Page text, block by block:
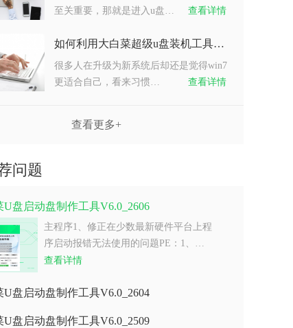
至关重要，那就是进入u盘…
查看详情
如何利用大白菜超级u盘装机工具重装系统win7？
很多人在升级为新系统后却还是觉得win7
更适合自己，看来习惯…
查看详情
查看更多+
问题
U盘启动盘制作工具V6.0_2606
主程序1、修正在少数最新硬件平台上程
序启动报错无法使用的问题PE：1、…
查看详情
U盘启动盘制作工具V6.0_2604
U盘启动盘制作工具V6.0_2509